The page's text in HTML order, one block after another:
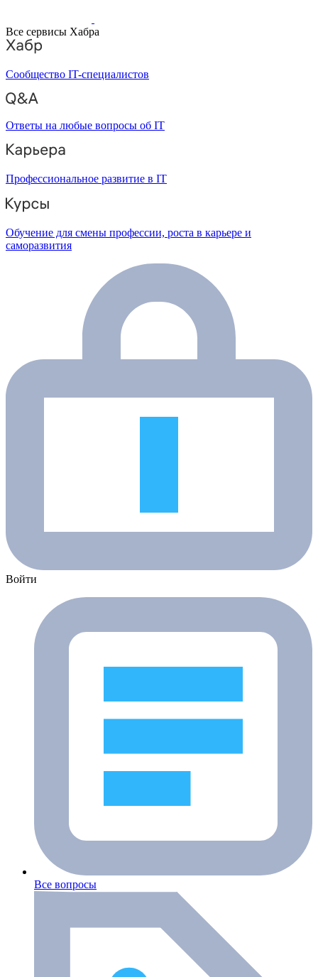
Все сервисы Хабра
Сообщество IT-специалистов
Ответы на любые вопросы об IT
Профессиональное развитие в IT
Обучение для смены профессии, роста в карьере и
саморазвития
Войти
Все вопросы